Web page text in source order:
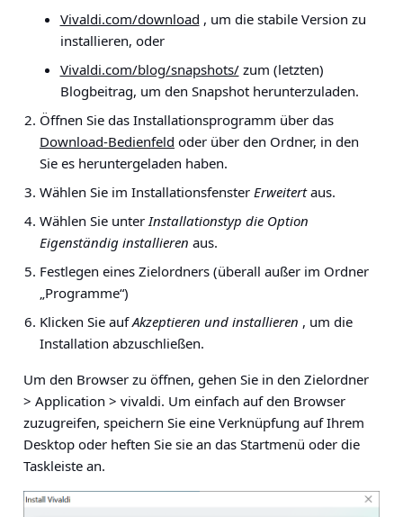
Vivaldi.com/download , um die stabile Version zu
installieren, oder
Vivaldi.com/blog/snapshots/zum (letzten)
Blogbeitrag, um den Snapshot herunterzuladen.
Öffnen Sie das Installationsprogramm über das
Download-Bedienfeld oder über den Ordner, in den
Sie es heruntergeladen haben.
Wählen Sie im Installationsfenster Erweitertaus.
Wählen Sie unter Installationstyp die Option
Eigenständig installieren aus.
Festlegen eines Zielordners (überall außer im Ordner
„Programme“)
Klicken Sie aufAkzeptieren und installieren , um die
Installation abzuschließen.
Um den Browser zu öffnen, gehen Sie in den Zielordner
> Application > vivaldi. Um einfach auf den Browser
zuzugreifen, speichern Sie eine Verknüpfung auf Ihrem
Desktop oder heften Sie sie an das Startmenü oder die
Taskleiste an.